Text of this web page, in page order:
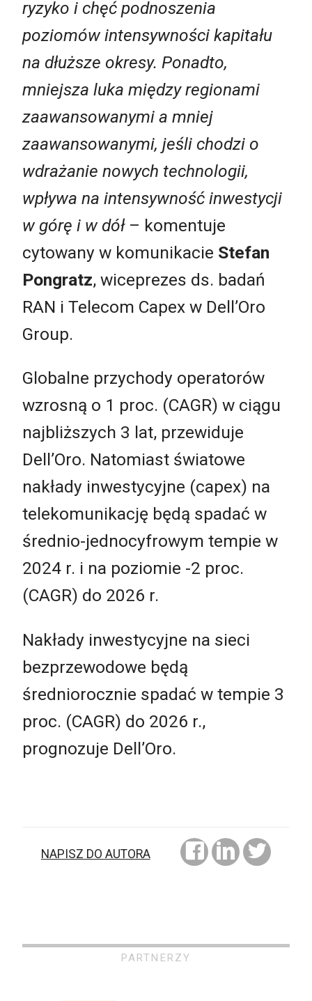
ryzyko i chęć podnoszenia
poziomów intensywności kapitału
na dłuższe okresy. Ponadto,
mniejsza luka między regionami
zaawansowanymi a mniej
zaawansowanymi, jeśli chodzi o
wdrażanie nowych technologii,
wpływa na intensywność inwestycji
w górę i w dół – komentuje
cytowany w komunikacie Stefan
Pongratz, wiceprezes ds. badań
RAN i Telecom Capex w Dell’Oro
Group.
Globalne przychody operatorów
wzrosną o 1 proc. (CAGR) w ciągu
najbliższych 3 lat, przewiduje
Dell’Oro. Natomiast światowe
nakłady inwestycyjne (capex) na
telekomunikację będą spadać w
średnio-jednocyfrowym tempie w
2024 r. i na poziomie -2 proc.
(CAGR) do 2026 r.
Nakłady inwestycyjne na sieci
bezprzewodowe będą
średniorocznie spadać w tempie 3
proc. (CAGR) do 2026 r.,
prognozuje Dell’Oro.
NAPISZ DO AUTORA
PARTNERZY